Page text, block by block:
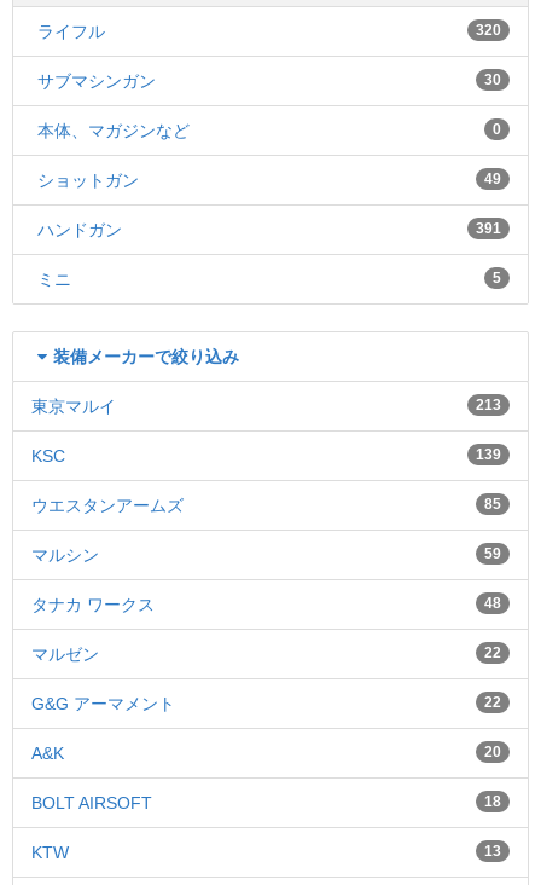
ライフル 320
サブマシンガン 30
本体、マガジンなど 0
ショットガン 49
ハンドガン 391
ミニ 5
装備メーカーで絞り込み
東京マルイ 213
KSC 139
ウエスタンアームズ 85
マルシン 59
タナカ ワークス 48
マルゼン 22
G&G アーマメント 22
A&K 20
BOLT AIRSOFT 18
KTW 13